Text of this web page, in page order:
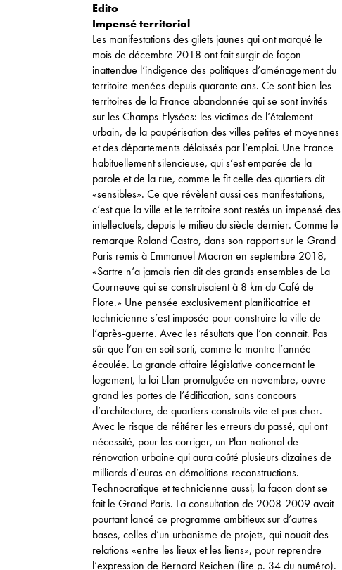
Edito
Impensé territorial
Les manifestations des gilets jaunes qui ont marqué le
mois de décembre 2018 ont fait surgir de façon
inattendue l’indigence des politiques d’aménagement du
territoire menées depuis quarante ans. Ce sont bien les
territoires de la France abandonnée qui se sont invités
sur les Champs-Elysées: les victimes de l’étalement
urbain, de la paupérisation des villes petites et moyennes
et des départements délaissés par l’emploi. Une France
habituellement silencieuse, qui s’est emparée de la
parole et de la rue, comme le fit celle des quartiers dit
«sensibles». Ce que révèlent aussi ces manifestations,
c’est que la ville et le territoire sont restés un impensé des
intellectuels, depuis le milieu du siècle dernier. Comme le
remarque Roland Castro, dans son rapport sur le Grand
Paris remis à Emmanuel Macron en septembre 2018,
«Sartre n’a jamais rien dit des grands ensembles de La
Courneuve qui se construisaient à 8 km du Café de
Flore.» Une pensée exclusivement planificatrice et
technicienne s’est imposée pour construire la ville de
l’après-guerre. Avec les résultats que l’on connaît. Pas
sûr que l’on en soit sorti, comme le montre l’année
écoulée. La grande affaire législative concernant le
logement, la loi Elan promulguée en novembre, ouvre
grand les portes de l’édification, sans concours
d’architecture, de quartiers construits vite et pas cher.
Avec le risque de réitérer les erreurs du passé, qui ont
nécessité, pour les corriger, un Plan national de
rénovation urbaine qui aura coûté plusieurs dizaines de
milliards d’euros en démolitions-reconstructions.
Technocratique et technicienne aussi, la façon dont se
fait le Grand Paris. La consultation de 2008-2009 avait
pourtant lancé ce programme ambitieux sur d’autres
bases, celles d’un urbanisme de projets, qui nouait des
relations «entre les lieux et les liens», pour reprendre
l’expression de Bernard Reichen (lire p. 34 du numéro).